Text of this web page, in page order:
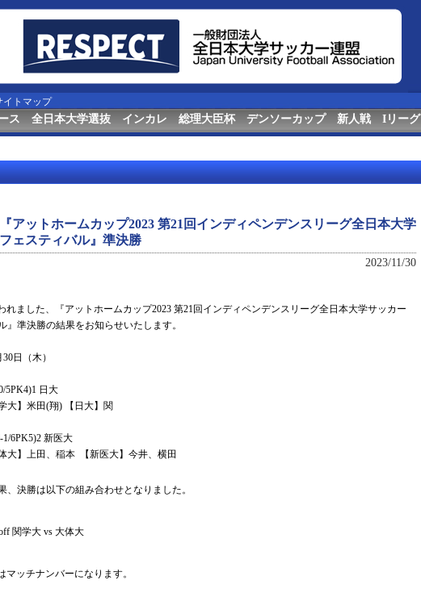
イトマップ
ス 全日本大学選抜 インカレ 総理大臣杯 デンソーカップ 新人戦 Iリーグ
『アットホームカップ2023 第21回インディペンデンスリーグ全日本大学
ェスティバル』準決勝
2023/11/30
れました、『アットホームカップ2023 第21回インディペンデンスリーグ全日本大学サッカー
』準決勝の結果をお知らせいたします。
日（木）
5PK4)1 日大
大】米田(翔) 【日大】関
1/6PK5)2 新医大
大】上田、稲本 【新医大】今井、横田
、決勝は以下の組み合わせとなりました。
関学大 vs 大体大
ッチナンバーになります。